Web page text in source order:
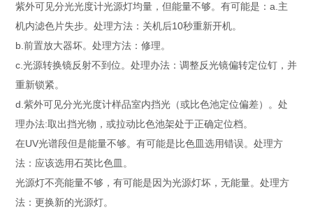
紫外可见分光光度计光源灯均量，但能量不够。有可能是：a.主
机内滤色片失步。处理方法：关机后10秒重新开机。
b.前置放大器坏。处理方法：修理。
c.光源转换镜反射不到位。处理办法：调整反光镜偏转定位钉，并
重新锁紧。
d.紫外可见分光光度计样品室内挡光（或比色池定位偏差）。处
理办法:取出挡光物，或拉动比色池架处于正确定位档。
在UV光谱段但是能量不够。有可能是比色皿选用错误。处理方
法：应该选用石英比色皿。
光源灯不亮能量不够，有可能是因为光源灯坏，无能量。处理方
法：更换新的光源灯。